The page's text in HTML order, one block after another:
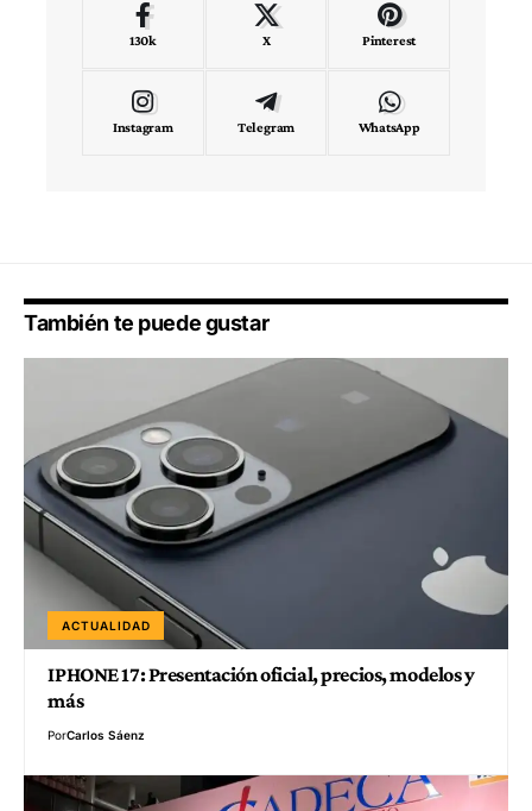
130k X Pinterest
Instagram Telegram WhatsApp
También te puede gustar
ACTUALIDAD
IPHONE 17: Presentación oficial, precios, modelos y
más
PorCarlos Sáenz